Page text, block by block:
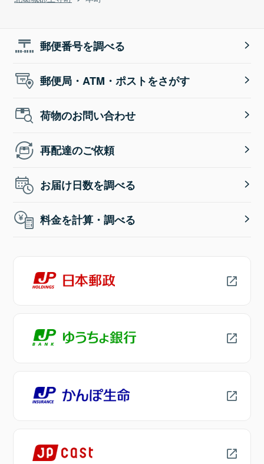
郵便番号を調べる
郵便局・ATM・ポストをさがす
荷物のお問い合わせ
再配達のご依頼
お届け日数を調べる
料金を計算・調べる